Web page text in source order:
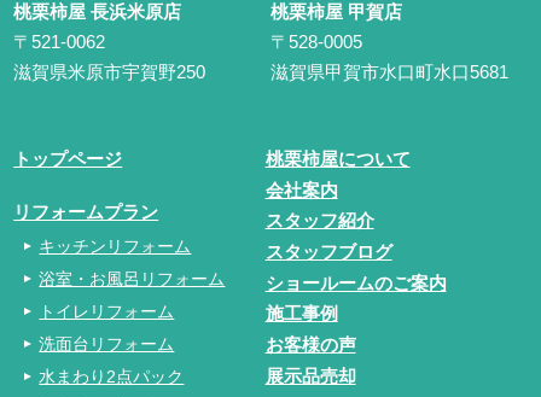
桃栗柿屋 長浜米原店
〒521-0062
滋賀県米原市宇賀野250
桃栗柿屋 甲賀店
〒528-0005
滋賀県甲賀市水口町水口5681
トップページ
リフォームプラン
キッチンリフォーム
浴室・お風呂リフォーム
トイレリフォーム
洗面台リフォーム
水まわり2点パック
桃栗柿屋について
会社案内
スタッフ紹介
スタッフブログ
ショールームのご案内
施工事例
お客様の声
展示品売却